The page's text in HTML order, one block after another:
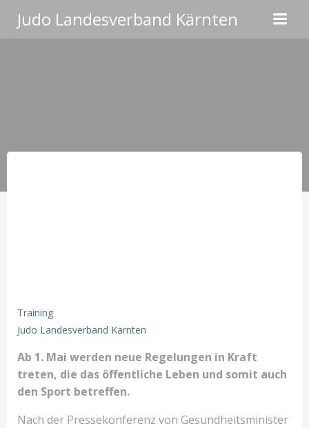
Inhalt
Judo Landesverband Kärnten
Training
Judo Landesverband Kärnten
Ab 1. Mai werden neue Regelungen in Kraft
treten, die das öffentliche Leben und somit auch
den Sport betreffen.
Nach der Pressekonferenz von Gesundheitsminister